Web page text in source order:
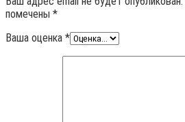
помечены *
Ваша оценка *